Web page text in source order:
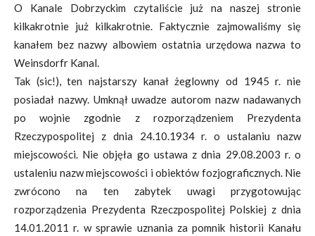
O Kanale Dobrzyckim czytaliście już na naszej stronie
kilkakrotnie już kilkakrotnie. Faktycznie zajmowaliśmy się
kanałem bez nazwy albowiem ostatnia urzędowa nazwa to
Weinsdorfr Kanal.
Tak (sic!), ten najstarszy kanał żeglowny od 1945 r. nie
posiadał nazwy. Umknął uwadze autorom nazw nadawanych
po wojnie zgodnie z rozporządzeniem Prezydenta
Rzeczypospolitej z dnia 24.10.1934 r. o ustalaniu nazw
miejscowości. Nie objęła go ustawa z dnia 29.08.2003 r. o
ustaleniu nazw miejscowości i obiektów fozjograficznych. Nie
zwrócono na ten zabytek uwagi przygotowując
rozporządzenia Prezydenta Rzeczpospolitej Polskiej z dnia
14.01.2011 r. w sprawie uznania za pomnik historii Kanału